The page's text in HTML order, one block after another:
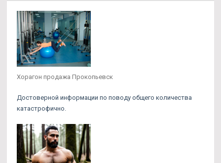
Хорагон продажа Прокопьевск
Достоверной информации по поводу общего количества
катастрофично.